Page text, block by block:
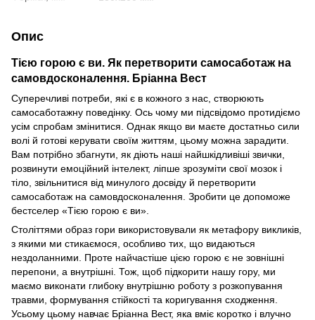
Опис
Тією горою є ви. Як перетворити самосаботаж на
самовдосконалення. Бріанна Вест
Суперечливі потреби, які є в кожного з нас, створюють
самосаботажну поведінку. Ось чому ми підсвідомо протидіємо
усім спробам змінитися. Однак якщо ви маєте достатньо сили
волі й готові керувати своїм життям, цьому можна зарадити.
Вам потрібно збагнути, як діють наші найшкідливіші звички,
розвинути емоційний інтелект, ліпше зрозуміти свої мозок і
тіло, звільнитися від минулого досвіду й перетворити
самосаботаж на самовдосконалення. Зробити це допоможе
бестселер «Тією горою є ви».
Століттями образ гори використовували як метафору викликів,
з якими ми стикаємося, особливо тих, що видаються
нездоланними. Проте найчастіше цією горою є не зовнішні
перепони, а внутрішні. Тож, щоб підкорити нашу гору, ми
маємо виконати глибоку внутрішню роботу з розкопування
травми, формування стійкості та коригування сходження.
Усьому цьому навчає Бріанна Вест, яка вміє коротко і влучно